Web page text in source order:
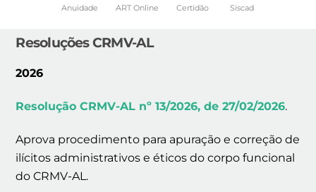
Anuidade ART Online Certidão Siscad
Resoluções CRMV-AL
2026
Resolução CRMV-AL nº 13/2026, de 27/02/2026.
Aprova procedimento para apuração e correção de
ilícitos administrativos e éticos do corpo funcional
do CRMV-AL.